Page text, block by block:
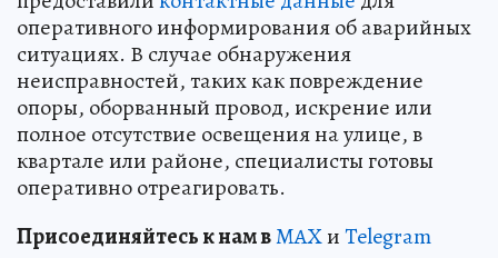
оперативного информирования об аварийных
ситуациях. В случае обнаружения
неисправностей, таких как повреждение
опоры, оборванный провод, искрение или
полное отсутствие освещения на улице, в
квартале или районе, специалисты готовы
оперативно отреагировать.
Присоединяйтесь к нам вMAXиTelegram